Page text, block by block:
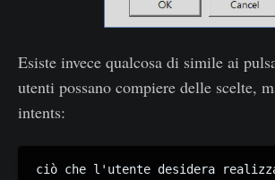
Esiste invece qualcosa di simile ai
utenti possano compiere delle scelte,
intents:
ciò che l'utente desidera